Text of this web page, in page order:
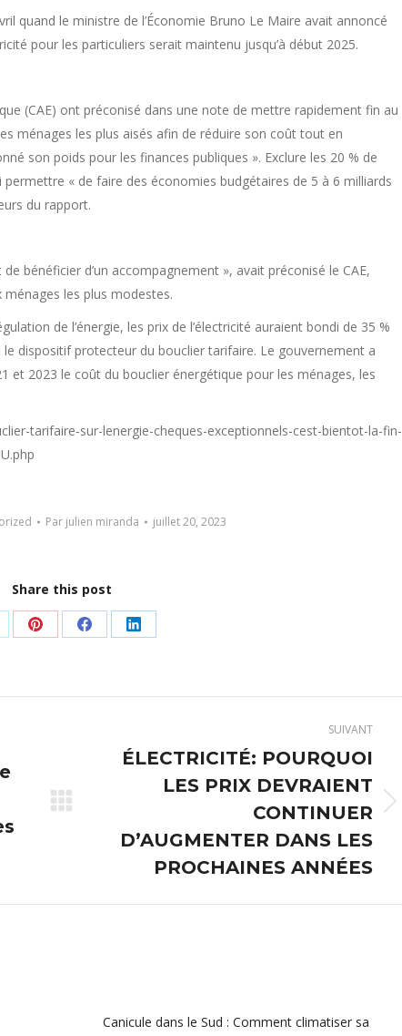
quand le ministre de l’Économie Bruno Le Maire avait annoncé
pour les particuliers serait maintenu jusqu’à début 2025.
(CAE) ont préconisé dans une note de mettre rapidement fin au
ménages les plus aisés afin de réduire son coût tout en
son poids pour les finances publiques ». Exclure les 20 % de
« de faire des économies budgétaires de 5 à 6 milliards
du rapport.
bénéficier d’un accompagnement », avait préconisé le CAE,
ménages les plus modestes.
de l’énergie, les prix de l’électricité auraient bondi de 35 %
le dispositif protecteur du bouclier tarifaire. Le gouvernement a
et 2023 le coût du bouclier énergétique pour les ménages, les
tarifaire-sur-lenergie-cheques-exceptionnels-cest-bientot-la-fin-
Par julien miranda juillet 20, 2023
Share this post
Partager
Pinterest
Partager
Facebook
Partager
LinkedIn
SUIVANT
suivant
ÉLECTRICITÉ: POURQUOI
LES PRIX DEVRAIENT
CONTINUER
D’AUGMENTER DANS LES
PROCHAINES ANNÉES
Canicule dans le Sud : Comment climatiser sa